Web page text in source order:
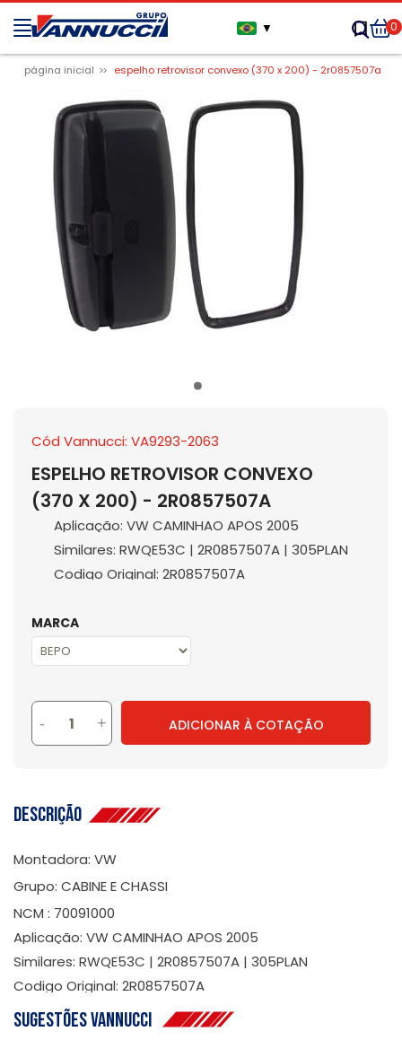
▼ 0
página inicial espelho retrovisor convexo (370 x 200) - 2r0857507a
Cód Vannucci: VA9293-2063
ESPELHO RETROVISOR CONVEXO
(370 X 200) - 2R0857507A
Aplicação: VW CAMINHAO APOS 2005
Similares: RWQE53C | 2R0857507A | 305PLAN
Codigo Original: 2R0857507A
MARCA
- + ADICIONAR À COTAÇÃO
Descrição
Montadora: VW
Grupo: CABINE E CHASSI
NCM : 70091000
Aplicação: VW CAMINHAO APOS 2005
Similares: RWQE53C | 2R0857507A | 305PLAN
Codigo Original: 2R0857507A
Sugestões Vannucci